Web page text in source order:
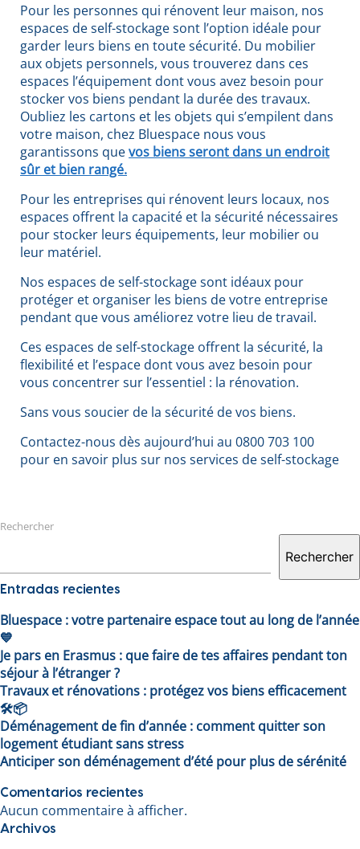
Pour les personnes qui rénovent leur maison, nos
espaces de self-stockage sont l’option idéale pour
garder leurs biens en toute sécurité. Du mobilier
aux objets personnels, vous trouverez dans ces
espaces l’équipement dont vous avez besoin pour
stocker vos biens pendant la durée des travaux.
Oubliez les cartons et les objets qui s’empilent dans
votre maison, chez Bluespace nous vous
garantissons quevos biens seront dans un endroit
sûr et bien rangé.
Pour les entreprises qui rénovent leurs locaux, nos
espaces offrent la capacité et la sécurité nécessaires
pour stocker leurs équipements, leur mobilier ou
leur matériel.
Nos espaces de self-stockage sont idéaux pour
protéger et organiser les biens de votre entreprise
pendant que vous améliorez votre lieu de travail.
Ces espaces de self-stockage offrent la sécurité, la
flexibilité et l’espace dont vous avez besoin pour
vous concentrer sur l’essentiel : la rénovation.
Sans vous soucier de la sécurité de vos biens.
Contactez-nous dès aujourd’hui au 0800 703 100
pour en savoir plus sur nos services de self-stockage
Rechercher
Rechercher
Entradas recientes
Bluespace : votre partenaire espace tout au long de l’année
💙
Je pars en Erasmus : que faire de tes affaires pendant ton
séjour à l’étranger ?
Travaux et rénovations : protégez vos biens efficacement
🛠️📦
Déménagement de fin d’année : comment quitter son
logement étudiant sans stress
Anticiper son déménagement d’été pour plus de sérénité
Comentarios recientes
Aucun commentaire à afficher.
Archivos